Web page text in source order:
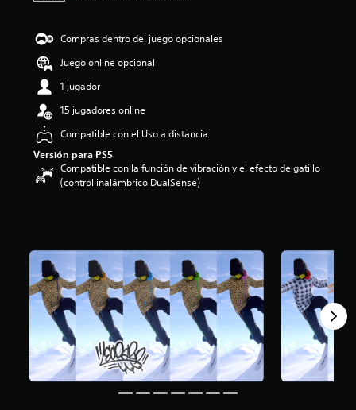
s
Compras dentro del juego opcionales
Juego online opcional
1 jugador
15 jugadores online
Compatible con el Uso a distancia
Versión para PS5
Compatible con la función de vibración y el efecto de gatillo
(control inalámbrico DualSense)